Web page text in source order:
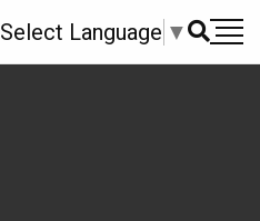
Select Language ▼